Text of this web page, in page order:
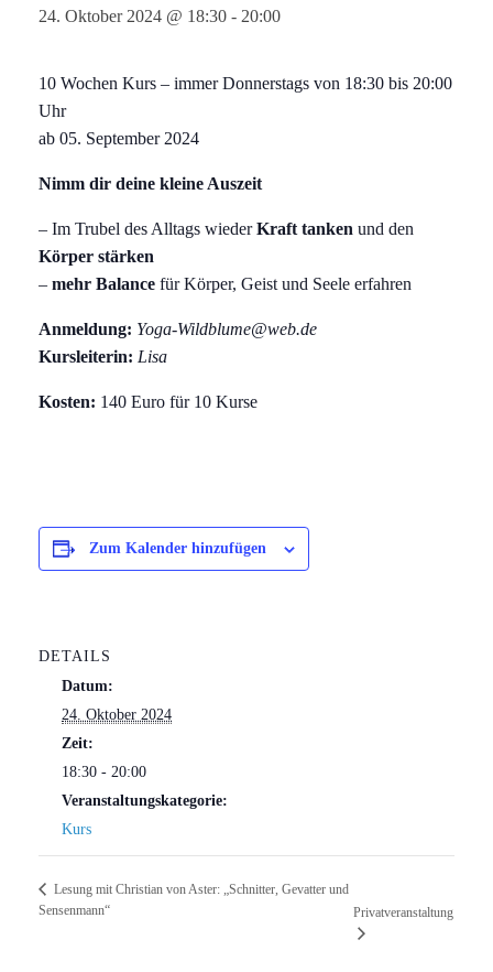
24. Oktober 2024 @ 18:30 - 20:00
10 Wochen Kurs – immer Donnerstags von 18:30 bis 20:00
Uhr
ab 05. September 2024
Nimm dir deine kleine Auszeit
– Im Trubel des Alltags wiederKraft tanken und den
Körper stärken
– mehr Balance für Körper, Geist und Seele erfahren
Anmeldung: Yoga-Wildblume@web.de
Kursleiterin: Lisa
Kosten: 140 Euro für 10 Kurse
Zum Kalender hinzufügen
DETAILS
Datum:
24. Oktober 2024
Zeit:
18:30 - 20:00
Veranstaltungskategorie:
Kurs
Lesung mit Christian von Aster: „Schnitter, Gevatter und
Sensenmann“
Privatveranstaltung